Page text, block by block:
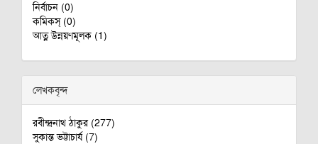
নির্বাচন (0)
কমিকস্ (0)
আত্ন উন্নয়ণমূলক (1)
লেখকবৃন্দ
রবীন্দ্রনাথ ঠাকুর (277)
সুকান্ত ভট্টাচার্য (7)